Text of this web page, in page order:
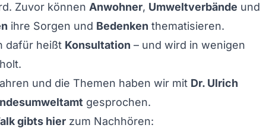
Zuvor können Anwohner, Umweltverbände und
ihre Sorgen und Bedenken thematisieren.
dafür heißt Konsultation – und wird in wenigen
und die Themen haben wir mit Dr. Ulrich
gesprochen.
gibts hier zum Nachhören: